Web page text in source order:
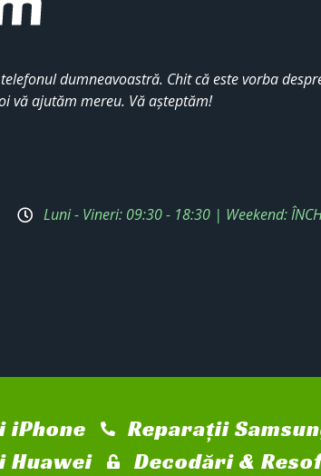
dumneavoastră. Chit că este vorba
vă ajutăm mereu. Vă așteptăm!
Luni - Vineri: 09:30 - 18:30 | Weekend:
iPhone
Reparații
Huawei
Decodări &